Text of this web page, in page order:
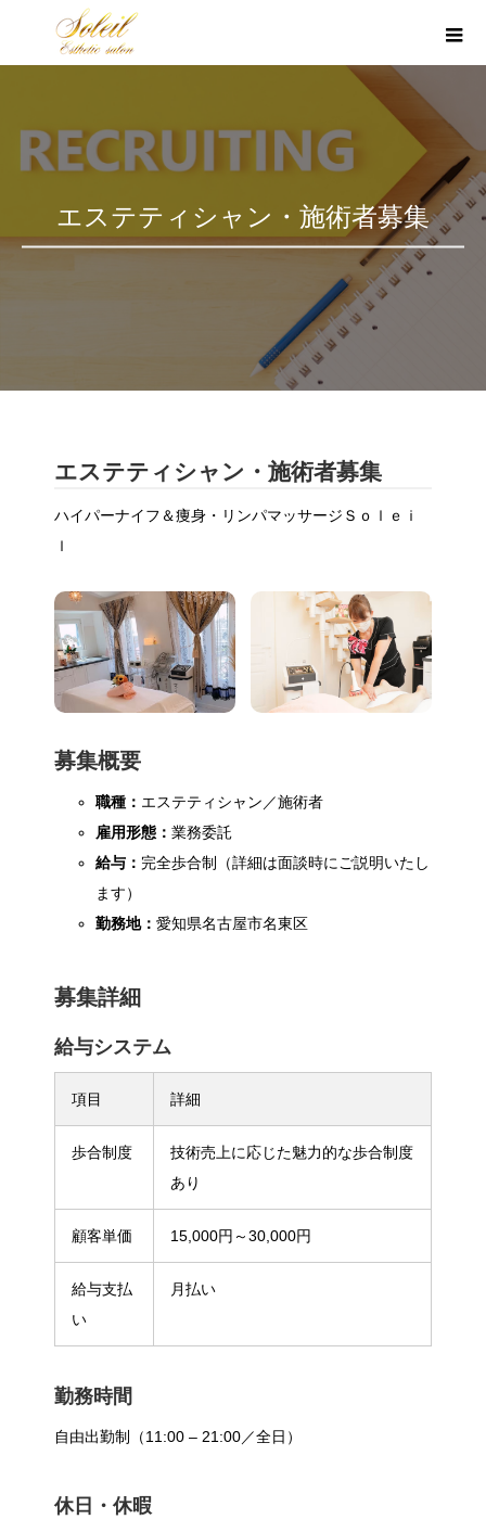
エステティシャン・施術者募集
エステティシャン・施術者募集
ハイパーナイフ＆痩身・リンパマッサージＳｏｌｅｉ
ｌ
募集概要
職種： エステティシャン／施術者
雇用形態：業務委託
給与： 完全歩合制（詳細は面談時にご説明いたし
ます）
勤務地：愛知県名古屋市名東区
募集詳細
給与システム
項目 詳細
歩合制度
技術売上に応じた魅力的な歩合制度
あり
顧客単価 15,000円～30,000円
給与支払
い
月払い
勤務時間
自由出勤制（11:00 – 21:00／全日）
休日・休暇